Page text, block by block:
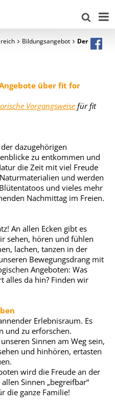
Bildungsangebot
Der
über fit for
Vorgangsweise für fit
dazugehörigen
zu entkommen und
die Zeit mit viel Freude
und werden
und vieles mehr
Nachmittag im Freien.
An allen Ecken gibt es
sehen, hören und fühlen
lachen, tanzen in der
Bewegungsdrang mit
Angeboten: Was
alles da hin? Finden wir
Erlebnisraum. Es
und zu erforschen.
Sinnen am Weg sein,
und hinhören, ertasten
wird die Freude an der
Sinnen „begreifbar“
die ganze Familie!